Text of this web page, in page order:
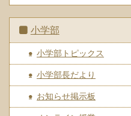
小学部
小学部トピックス
小学部長だより
お知らせ掲示板